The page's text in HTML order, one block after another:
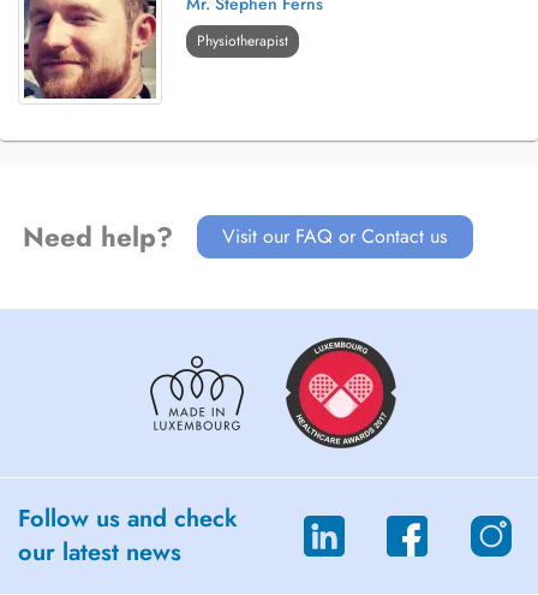
Physiotherapist
Need help? Visit our FAQ or Contact us
Follow us and check
our latest news